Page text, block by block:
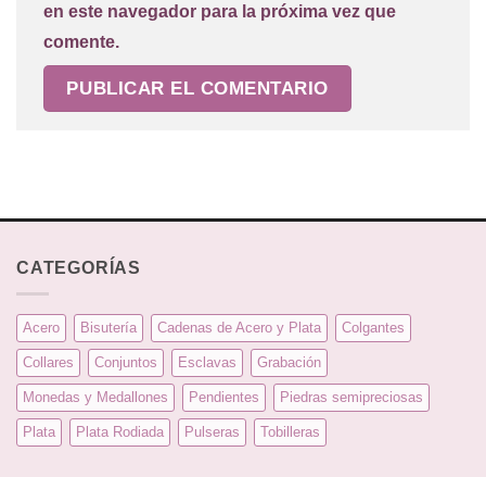
en este navegador para la próxima vez que
comente.
CATEGORÍAS
Acero Bisutería Cadenas de Acero y Plata Colgantes
Collares Conjuntos Esclavas Grabación
Monedas y Medallones Pendientes Piedras semipreciosas
Plata Plata Rodiada Pulseras Tobilleras